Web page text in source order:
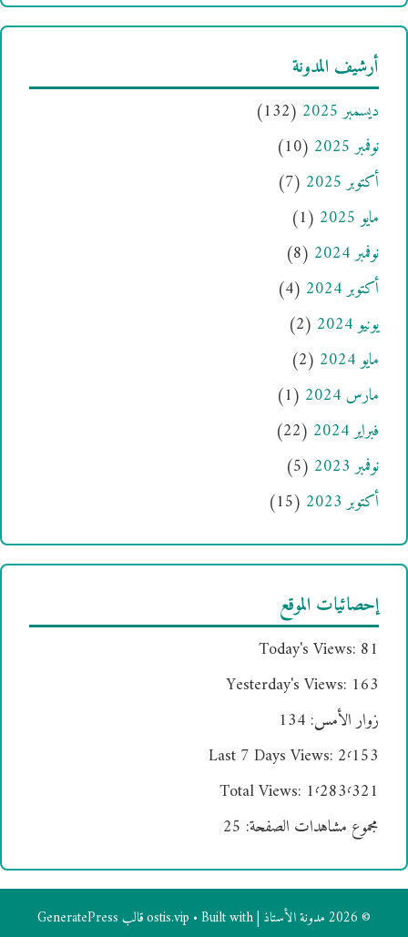
أرشيف المدونة
ديسمبر 2025
(132)
نوفمبر 2025
(10)
أكتوبر 2025
(7)
مايو 2025
(1)
نوفمبر 2024
(8)
أكتوبر 2024
(4)
يونيو 2024
(2)
مايو 2024
(2)
مارس 2024
(1)
فبراير 2024
(22)
نوفمبر 2023
(5)
أكتوبر 2023
(15)
إحصائيات الموقع
Today's Views: 81
Yesterday's Views: 163
زوار الأمس: 134
Last 7 Days Views: 2٬153
Total Views: 1٬283٬321
مجموع مشاهدات الصفحة: 25
© 2026 مدونة الأستاذ | ostis.vip • Built with قالب GeneratePress